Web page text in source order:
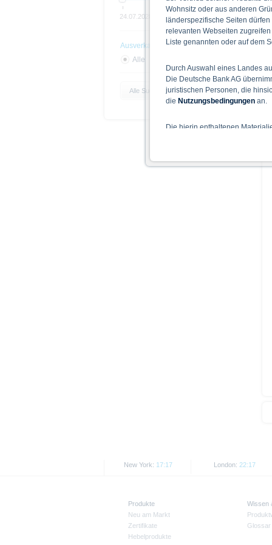
24.07.2028 Open end
Ausverkauft
Alle
Alle Suchparameter zurücksetzen
New York: 17:17 London: 22:17
Produkte
Neu am Markt
Zertifikate
Hebelprodukte
Wissen
Glossar
Wohnsitz oder aus anderen
länderspezifische Seiten
relevanten Webseiten
Liste genannten oder auf dem
Durch Auswahl eines Landes
Die Deutsche Bank AG
juristischen Personen, die
die Nutzungsbedingungen an.
Die hierin enthaltenen
Der Zugang zu auf diesen
Hinweise für die Nutzung
Die auf der X-markets
einschließlich der Risiken sind
Verkaufsdokument der
sollten Anleger den Prospekt
Prospekts durch die BaFin
Rechtsordnungen
Personen oder in den USA
Die auf der X-markets
Informationen in den USA,
USA ansässige Personen, sind
Kurse/Preise.